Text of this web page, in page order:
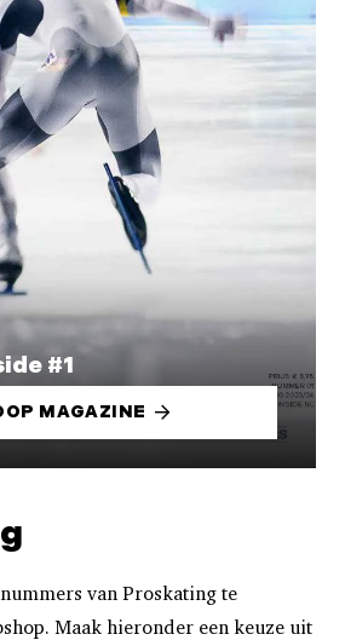
#1
MAGAZINE
van Proskating te
Maak hieronder een keuze uit